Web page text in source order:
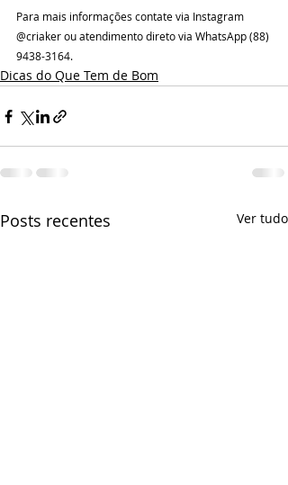
Para mais informações contate via Instagram
@criaker ou atendimento direto via WhatsApp (88)
9438-3164.
Dicas do Que Tem de Bom
Posts recentes Ver tudo